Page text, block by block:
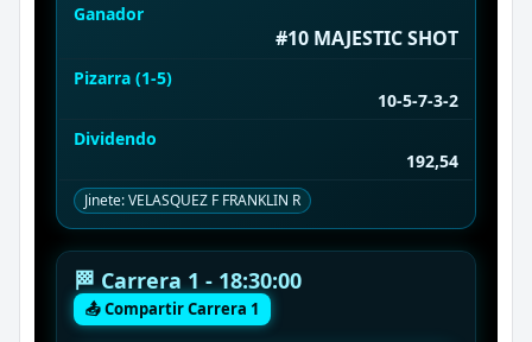
Ganador
#10 MAJESTIC SHOT
Pizarra (1-5)
10-5-7-3-2
Dividendo
192,54
Jinete: VELASQUEZ F FRANKLIN R
🏁 Carrera 1 - 18:30:00
📤 Compartir Carrera 1